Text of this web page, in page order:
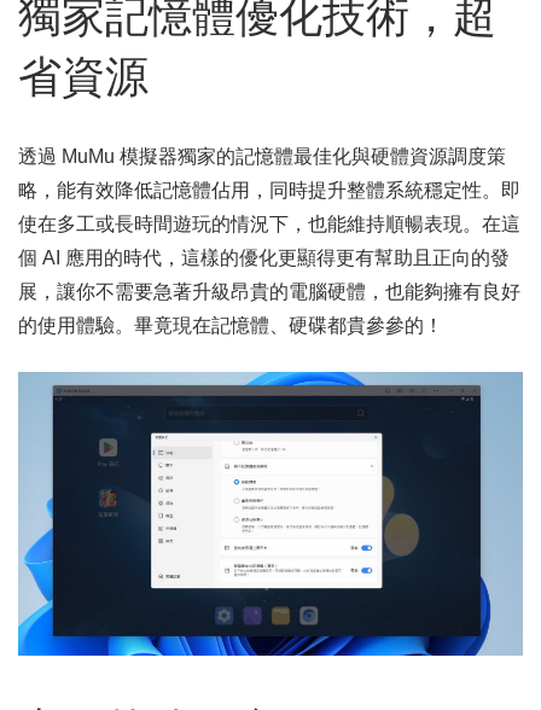
獨家記憶體優化技術，超
省資源
透過 MuMu 模擬器獨家的記憶體最佳化與硬體資源調度策
略，能有效降低記憶體佔用，同時提升整體系統穩定性。即
使在多工或長時間遊玩的情況下，也能維持順暢表現。在這
個 AI 應用的時代，這樣的優化更顯得更有幫助且正向的發
展，讓你不需要急著升級昂貴的電腦硬體，也能夠擁有良好
的使用體驗。畢竟現在記憶體、硬碟都貴參參的！